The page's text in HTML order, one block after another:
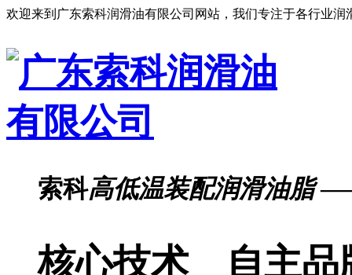
欢迎来到广东索科润滑油有限公司网站，我们专注于各行业
索科高低温装配润滑油脂——
核心技术 自主